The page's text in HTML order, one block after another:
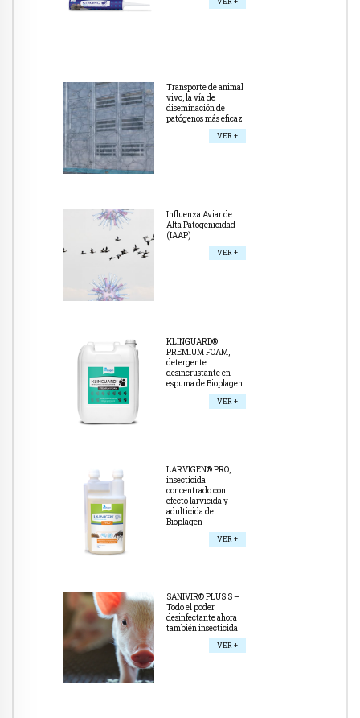
Transporte de animal
vivo, la vía de
diseminación de
patógenos más eficaz
VER +
Influenza Aviar de
Alta Patogenicidad
(IAAP)
VER +
KLINGUARD®
PREMIUM FOAM,
detergente
desincrustante en
espuma de Bioplagen
VER +
LARVIGEN® PRO,
insecticida
concentrado con
efecto larvicida y
adulticida de
Bioplagen
VER +
SANIVIR® PLUS S –
Todo el poder
desinfectante ahora
también insecticida
VER +